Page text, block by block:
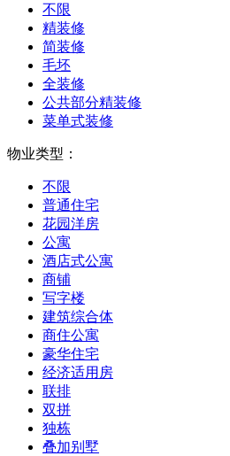
不限
精装修
简装修
毛坯
全装修
公共部分精装修
菜单式装修
物业类型：
不限
普通住宅
花园洋房
公寓
酒店式公寓
商铺
写字楼
建筑综合体
商住公寓
豪华住宅
经济适用房
联排
双拼
独栋
叠加别墅